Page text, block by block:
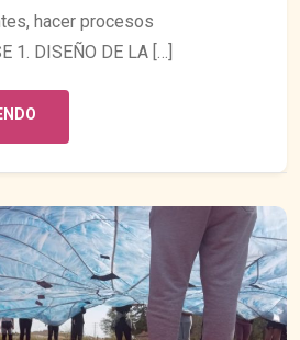
hacer procesos
1. DISEÑO DE LA […]